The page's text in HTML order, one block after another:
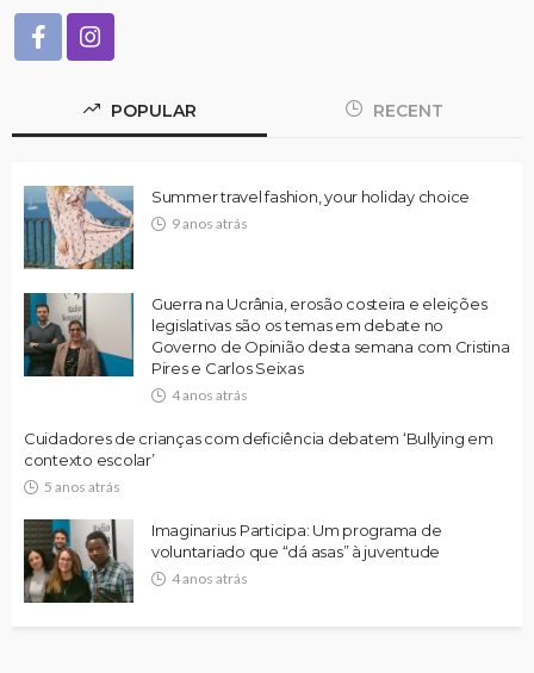
POPULAR RECENT
Summer travel fashion, your holiday choice
9 anos atrás
Guerra na Ucrânia, erosão costeira e eleições
legislativas são os temas em debate no
Governo de Opinião desta semana com Cristina
Pires e Carlos Seixas
4 anos atrás
Cuidadores de crianças com deficiência debatem ‘Bullying em
contexto escolar’
5 anos atrás
Imaginarius Participa: Um programa de
voluntariado que “dá asas” à juventude
4 anos atrás